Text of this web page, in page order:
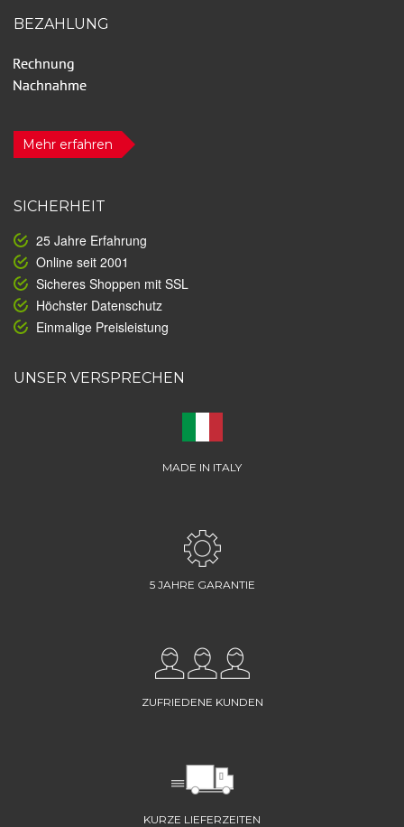
BEZAHLUNG
Mehr erfahren
SICHERHEIT
25 Jahre Erfahrung
Online seit 2001
Sicheres Shoppen mit SSL
Höchster Datenschutz
Einmalige Preisleistung
UNSER VERSPRECHEN
MADE IN ITALY
5 JAHRE GARANTIE
ZUFRIEDENE KUNDEN
KURZE LIEFERZEITEN